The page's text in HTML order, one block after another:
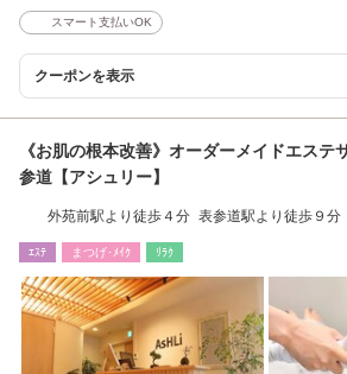
スマート支払いOK
クーポンを表示
《お肌の根本改善》オーダーメイドエス
参道【アシュリー】
外苑前駅より徒歩４分 表参道駅より徒歩９分
ｴｽﾃ まつげ･ﾒｲｸ ﾘﾗｸ